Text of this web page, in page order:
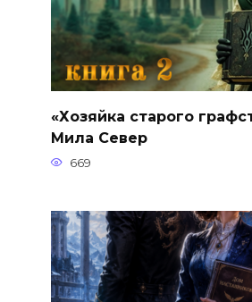
«Хозяйка старого
Мила Север
669